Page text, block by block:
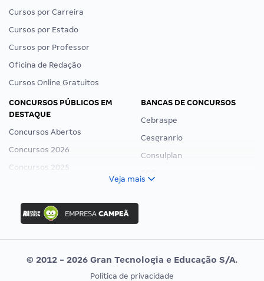
Cursos por Carreira
Cursos por Estado
Cursos por Professor
Oficina de Redação
Cursos Online Gratuitos
CONCURSOS PÚBLICOS EM
DESTAQUE
Concursos Abertos
Concursos 2026
Concursos 2025
Concurso Ibama
Concurso MPU
Editais publicados
BANCAS DE CONCURSOS
Cebraspe
Cesgranrio
Consulplan
Vunesp
Veja mais
© 2012 - 2026 Gran Tecnologia e Educação S/A.
Política de privacidade